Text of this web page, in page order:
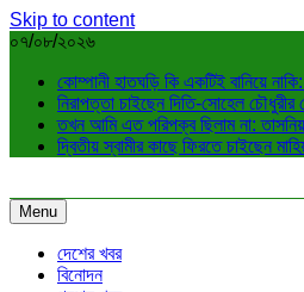
Skip to content
০৭/০৮/২০২৬
কোম্পানী হাতঘড়ি কি একটিই বানিয়ে
নিরাপত্তা চাইছেন দিতি-সোহেল চৌধুরীর
তখন আমি এত পরিপক্ব ছিলাম না:
দ্বিতীয় স্বামীর কাছে ফিরতে চাইছেন
Menu
দেশের খবর
বিনোদন